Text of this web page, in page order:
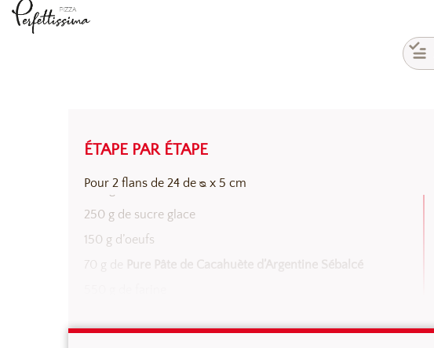
ÉTAPE PAR ÉTAPE
Pour 2 flans de 24 de ᴓ x 5 cm
200 g de beurre
250 g de sucre glace
150 g d’oeufs
70 g de
Pure Pâte de Cacahuète d’Argentine Sébalcé